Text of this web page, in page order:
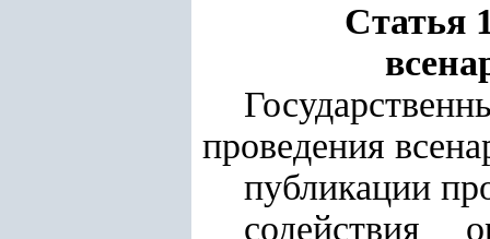
Статья
проведения
публикации
содействия